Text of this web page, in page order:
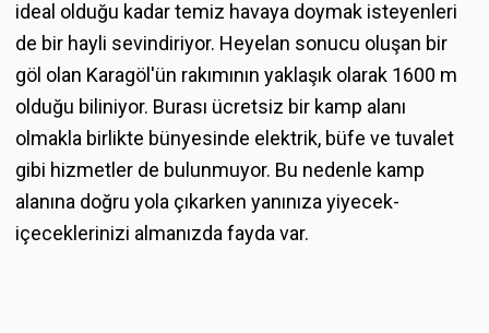
ideal olduğu kadar temiz havaya doymak isteyenleri
de bir hayli sevindiriyor. Heyelan sonucu oluşan bir
göl olan Karagöl'ün rakımının yaklaşık olarak 1600 m
olduğu biliniyor. Burası ücretsiz bir kamp alanı
olmakla birlikte bünyesinde elektrik, büfe ve tuvalet
gibi hizmetler de bulunmuyor. Bu nedenle kamp
alanına doğru yola çıkarken yanınıza yiyecek-
içeceklerinizi almanızda fayda var.